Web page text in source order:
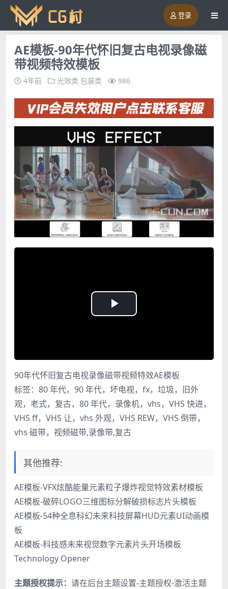
登录
AE模板-90年代怀旧复古电视录像磁
带视频特效模板
4年前 光效类 包装类 986
Play
90年代怀旧复古电视录像磁带视频特效AE模板
标签：80 年代，90 年代，坏电视，fx，垃圾，旧外
观，老式，复古，80 年代，录像机，vhs，VHS 快进，
VHS ff，VHS 让，vhs 外观，VHS REW，VHS 倒带，
vhs 磁带，视频磁带,录像带,复古
其他推荐:
AE模板-VFX炫酷能量元素粒子爆炸视觉特效素材模板
AE模板-破碎LOGO三维图标分解破损标志片头模板
AE模板-54种全息科幻未来科技屏幕HUD元素UI动画模
板
AE模板-科技感未来视觉数字元素片头开场模板
Technology Opener
主题授权提示： 请在后台主题设置-主题授权-激活主题